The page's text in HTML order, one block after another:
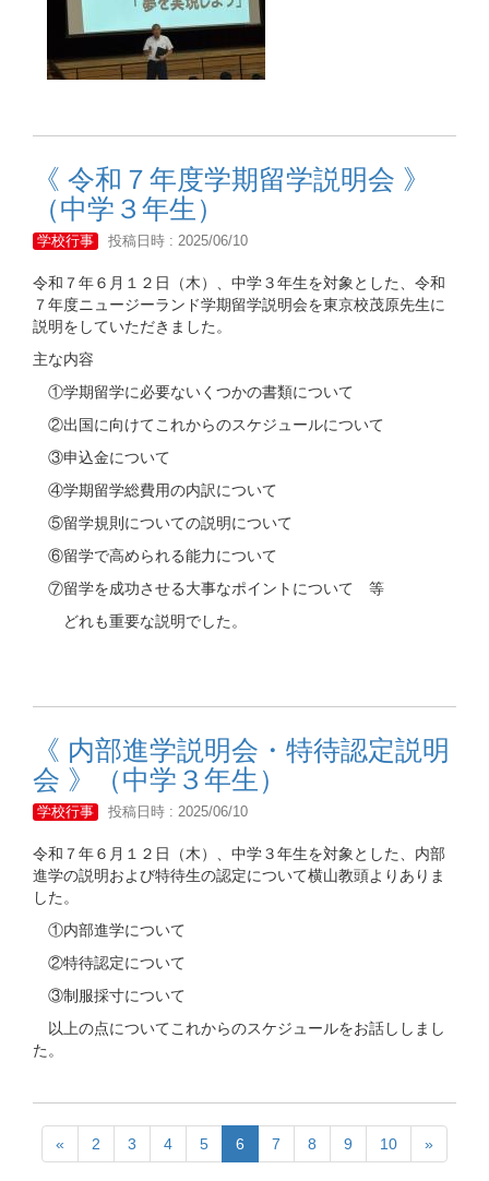
《 令和７年度学期留学説明会 》
（中学３年生）
学校行事 投稿日時 : 2025/06/10
令和７年６月１２日（木）、中学３年生を対象とした、令和
７年度ニュージーランド学期留学説明会を東京校茂原先生に
説明をしていただきました。
主な内容
①学期留学に必要ないくつかの書類について
②出国に向けてこれからのスケジュールについて
③申込金について
④学期留学総費用の内訳について
⑤留学規則についての説明について
⑥留学で高められる能力について
⑦留学を成功させる大事なポイントについて 等
どれも重要な説明でした。
《 内部進学説明会・特待認定説明
会 》（中学３年生）
学校行事 投稿日時 : 2025/06/10
令和７年６月１２日（木）、中学３年生を対象とした、内部
進学の説明および特待生の認定について横山教頭よりありま
した。
①内部進学について
②特待認定について
③制服採寸について
以上の点についてこれからのスケジュールをお話ししまし
た。
« 2 3 4 5 6 7 8 9 10 »